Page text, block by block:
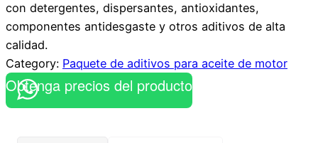
con detergentes, dispersantes, antioxidantes,
componentes antidesgaste y otros aditivos de alta
calidad.
Category: Paquete de aditivos para aceite de motor
Obtenga precios del producto